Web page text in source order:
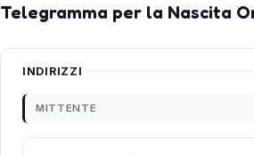
Telegramma per la Nascita
INDIRIZZI
MITTENTE